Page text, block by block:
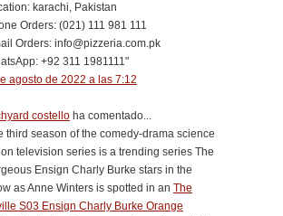
karachi, Pakistan
Orders: (021) 111 981 111
Orders: info@pizzeria.com.pk
+92 311 1981111"
agosto de 2022 a las 7:12
costello ha comentado...
third season of the comedy-drama science
television series is a trending series The
Ensign Charly Burke stars in the
as Anne Winters is spotted in an The
S03 Ensign Charly Burke Orange